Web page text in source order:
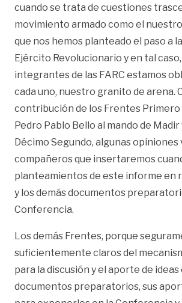
cuando se trata de cuestiones
movimiento armado como el
que nos hemos planteado el paso a
Ejército Revolucionario y en tal
integrantes de las FARC estamos
cada uno, nuestro granito de arena.
contribución de los Frentes Primero
Pedro Pablo Bello al mando de Madir
Décimo Segundo, algunas
compañeros que insertaremos
planteamientos de este informe en
y los demás documentos
Conferencia.
Los demás Frentes, porque
suficientemente claros del
para la discusión y el aporte de
documentos preparatorios, sus